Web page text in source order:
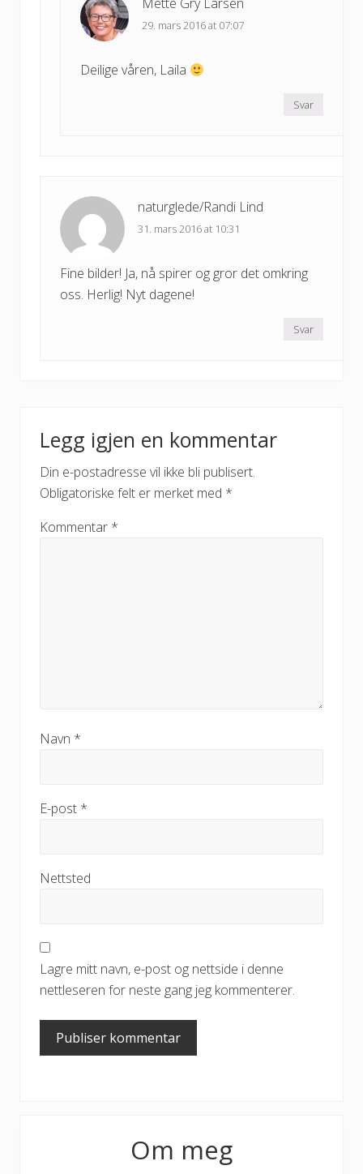
Mette Gry Larsen
29. mars 2016 at 07:07
Deilige våren, Laila
Svar
naturglede/Randi Lind
31. mars 2016 at 10:31
Fine bilder! Ja, nå spirer og gror det omkring
oss. Herlig! Nyt dagene!
Svar
Legg igjen en kommentar
Din e-postadresse vil ikke bli publisert.
Obligatoriske felt er merket med *
Kommentar *
Navn *
E-post *
Nettsted
Lagre mitt navn, e-post og nettside i denne
nettleseren for neste gang jeg kommenterer.
Om meg